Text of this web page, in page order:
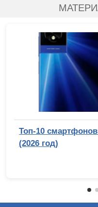
Топ-10
(2026 год)